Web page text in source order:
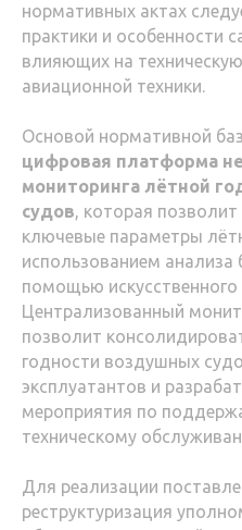
нормативных актах
практики и особенности
влияющих на
авиационной техники.
Основой нормативной
цифровая платформа
мониторинга лётной
судов, которая
ключевые параметры
использованием
помощью искусственного
Централизованный
позволит
годности воздушных
эксплуатантов и
мероприятия по
техническому
Для реализации
реструктуризация